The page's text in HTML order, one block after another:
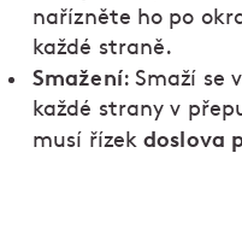
nařízněte ho po
každé straně.
Smažení: Smaží se
každé strany v
musí řízekdoslova